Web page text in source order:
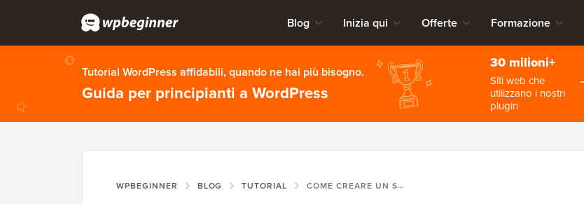
Blog Inizia qui Offerte Formazione
Tutorial WordPress affidabili, quando ne hai più bisogno.
Guida per principianti a WordPress
30 milioni+
Siti web che
utilizzano i nostri
plugin
WPBEGINNER BLOG TUTORIAL COME CREARE UN SITO WEB DI NOLEGGIO AUTO CON WORDPRESS (PASSO DOPO PASSO)